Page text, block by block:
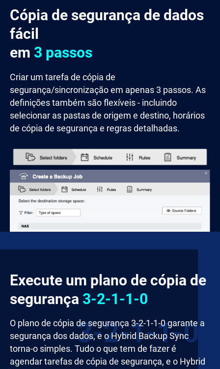
Cópia de segurança de dados
fácil
em 3 passos
Criar um tarefa de cópia de
segurança/sincronização em apenas 3 passos. As
definições também são flexíveis - incluindo
selecionar as pastas de origem e destino, horários
de cópia de segurança e regras detalhadas.
Execute um plano de cópia de
segurança 3-2-1-1-0
O plano de cópia de segurança 3-2-1-1-0 garante a
segurança dos dados, e o Hybrid Backup Sync
torna-o simples. Tudo o que tem de fazer é
agendar tarefas de cópia de segurança, e o Hybrid